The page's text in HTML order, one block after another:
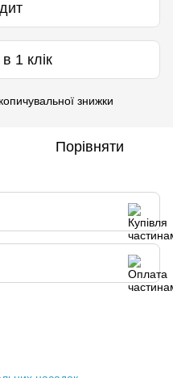
1 клік
знижки
Порівняти